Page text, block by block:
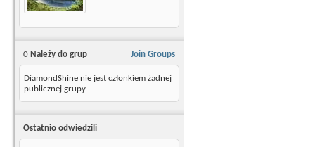
Join Groups
0 Należy do grup
DiamondShine nie jest członkiem żadnej
publicznej grupy
Ostatnio odwiedzili